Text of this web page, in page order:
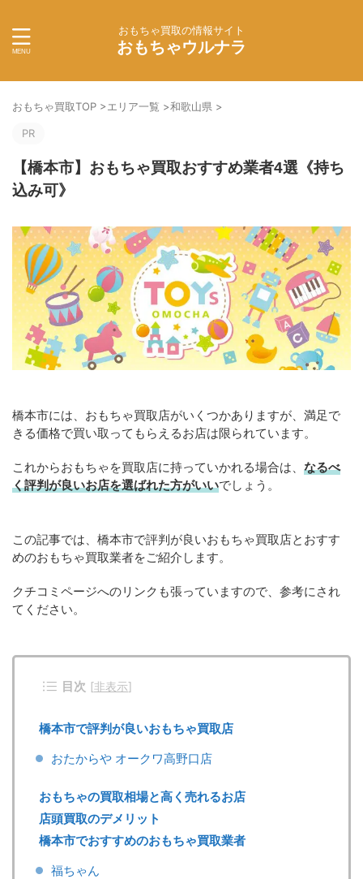
おもちゃ買取の情報サイト
おもちゃウルナラ
おもちゃ買取TOP >エリア一覧 >和歌山県 >
PR
【橋本市】おもちゃ買取おすすめ業者4選《持ち
込み可》
橋本市には、おもちゃ買取店がいくつかありますが、満足で
きる価格で買い取ってもらえるお店は限られています。
これからおもちゃを買取店に持っていかれる場合は、 なるべ
く評判が良いお店を選ばれた方がいいでしょう。
この記事では、橋本市で評判が良いおもちゃ買取店とおすす
めのおもちゃ買取業者をご紹介します。
クチコミページへのリンクも張っていますので、参考にされ
てください。
目次 [非表示]
橋本市で評判が良いおもちゃ買取店
おたからや オークワ高野口店
おもちゃの買取相場と高く売れるお店
店頭買取のデメリット
橋本市でおすすめのおもちゃ買取業者
福ちゃん